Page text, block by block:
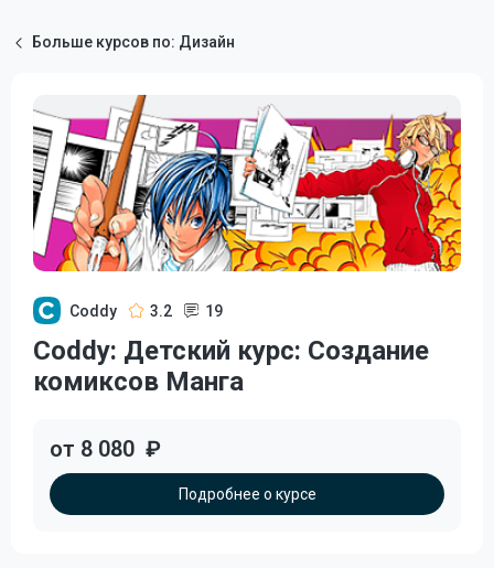
Больше курсов по: Дизайн
Coddy 3.2 19
Coddy: Детский курс: Создание
комиксов Манга
от 8 080 ₽
Подробнее о курсе